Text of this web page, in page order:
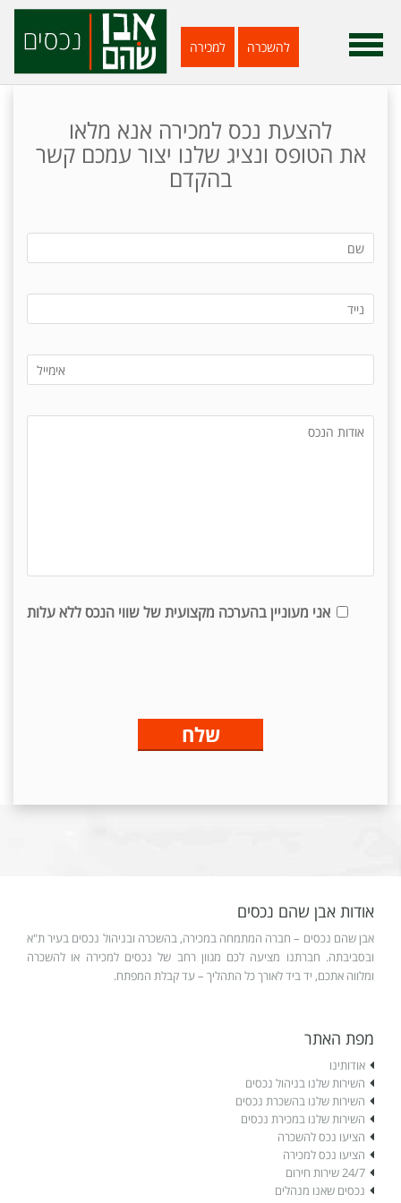
להשכרה למכירה
להצעת נכס למכירה אנא מלאו
את הטופס ונציג שלנו יצור עמכם קשר
בהקדם
אני מעוניין בהערכה מקצועית של שווי הנכס ללא עלות
אודות אבן שהם נכסים
אבן שהם נכסים – חברה המתמחה במכירה, בהשכרה ובניהול נכסים בעיר ת"א
ובסביבתה. חברתנו מציעה לכם מגוון רחב של נכסים למכירה או להשכרה
ומלווה אתכם, יד ביד לאורך כל התהליך – עד קבלת המפתח.
מפת האתר
אודותינו
השירות שלנו בניהול נכסים
השירות שלנו בהשכרת נכסים
השירות שלנו במכירת נכסים
הציעו נכס להשכרה
הציעו נכס למכירה
24/7 שירות חירום
נכסים שאנו מנהלים